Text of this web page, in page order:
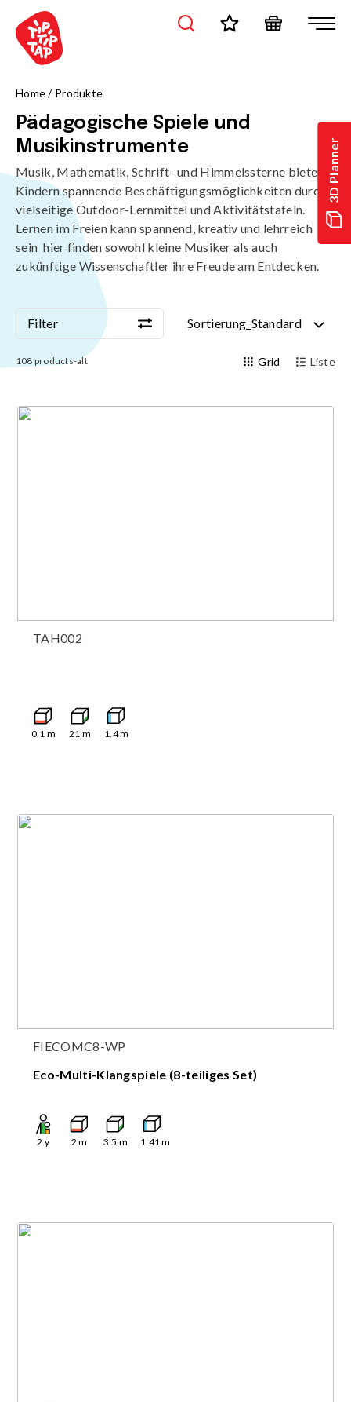
3D Planner
Home/ Produkte
Pädagogische Spiele und
Musikinstrumente
Musik, Mathematik, Schrift- und Himmelssterne bieten
Kindern spannende Beschäftigungsmöglichkeiten durch
vielseitige Outdoor-Lernmittel und Aktivitätstafeln.
Lernen im Freien kann spannend, kreativ und lehrreich
sein  hier finden sowohl kleine Musiker als auch
zukünftige Wissenschaftler ihre Freude am Entdecken.
Filter Sortierung_Standard
Filter Sortierung_Standard
108 products-alt Grid Liste
TAH002
0.1 m 21 m 1.4m
FIECOMC8-WP
Eco-Multi-Klangspiele (8-teiliges Set)
2 y 2 m 3.5 m 1.41m
/de/produkte/spielanlagen/paedagogische-spiele-und-